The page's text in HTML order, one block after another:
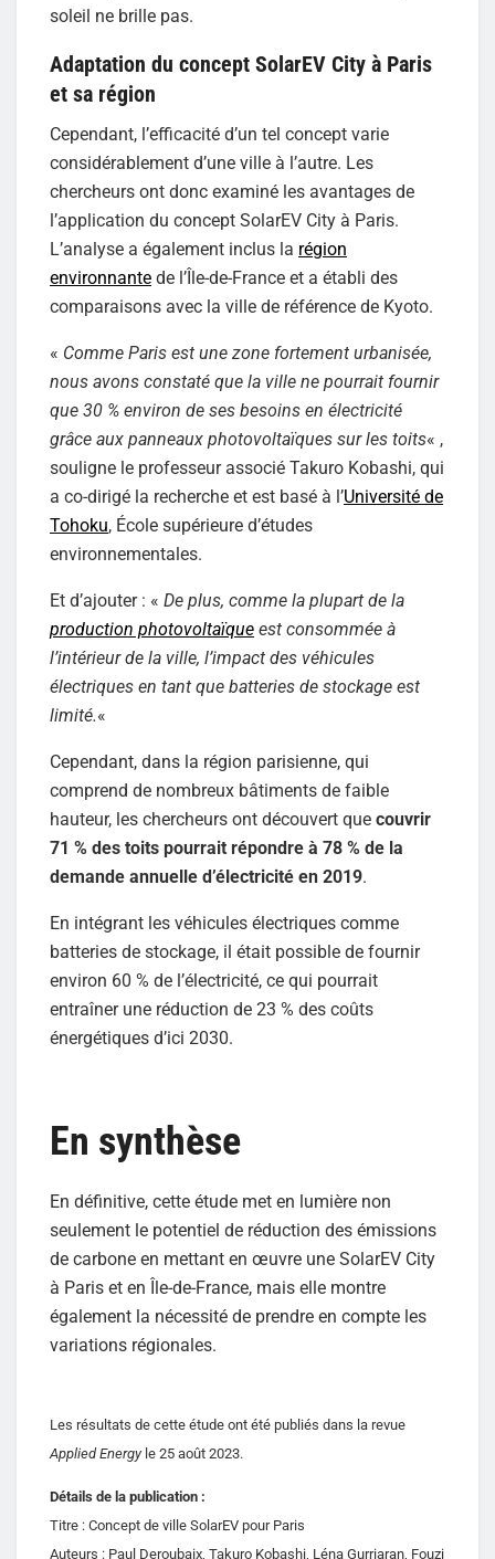
soleil ne brille pas.
Adaptation du concept SolarEV City à Paris
et sa région
Cependant, l’efficacité d’un tel concept varie
considérablement d’une ville à l’autre. Les
chercheurs ont donc examiné les avantages de
l’application du concept SolarEV City à Paris.
L’analyse a également inclus la région
environnante de l’Île-de-France et a établi des
comparaisons avec la ville de référence de Kyoto.
« Comme Paris est une zone fortement urbanisée,
nous avons constaté que la ville ne pourrait fournir
que 30 % environ de ses besoins en électricité
grâce aux panneaux photovoltaïques sur les toits« ,
souligne le professeur associé Takuro Kobashi, qui
a co-dirigé la recherche et est basé à l’Université de
Tohoku, École supérieure d’études
environnementales.
Et d’ajouter : « De plus, comme la plupart de la
production photovoltaïque est consommée à
l’intérieur de la ville, l’impact des véhicules
électriques en tant que batteries de stockage est
limité.«
Cependant, dans la région parisienne, qui
comprend de nombreux bâtiments de faible
hauteur, les chercheurs ont découvert que couvrir
71 % des toits pourrait répondre à 78 % de la
demande annuelle d’électricité en 2019.
En intégrant les véhicules électriques comme
batteries de stockage, il était possible de fournir
environ 60 % de l’électricité, ce qui pourrait
entraîner une réduction de 23 % des coûts
énergétiques d’ici 2030.
En synthèse
En définitive, cette étude met en lumière non
seulement le potentiel de réduction des émissions
de carbone en mettant en œuvre une SolarEV City
à Paris et en Île-de-France, mais elle montre
également la nécessité de prendre en compte les
variations régionales.
Les résultats de cette étude ont été publiés dans la revue
Applied Energyle 25 août 2023.
Détails de la publication :
Titre : Concept de ville SolarEV pour Paris
Auteurs : Paul Deroubaix, Takuro Kobashi, Léna Gurriaran, Fouzi